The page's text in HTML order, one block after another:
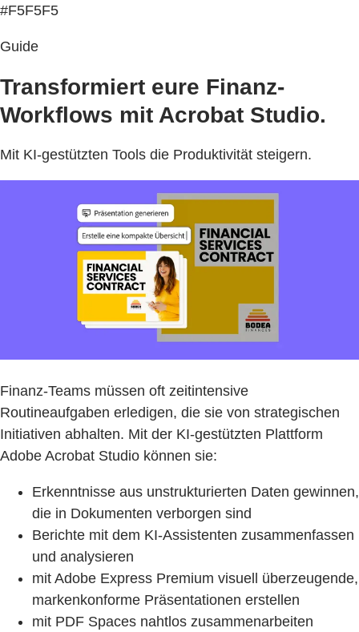
#F5F5F5
Guide
Transformiert eure Finanz-
Workflows mit Acrobat Studio.
Mit KI-gestützten Tools die Produktivität steigern.
Finanz-Teams müssen oft zeitintensive
Routineaufgaben erledigen, die sie von strategischen
Initiativen abhalten. Mit der KI-gestützten Plattform
Adobe Acrobat Studio können sie:
Erkenntnisse aus unstrukturierten Daten gewinnen,
die in Dokumenten verborgen sind
Berichte mit dem KI-Assistenten zusammenfassen
und analysieren
mit Adobe Express Premium visuell überzeugende,
markenkonforme Präsentationen erstellen
mit PDF Spaces nahtlos zusammenarbeiten